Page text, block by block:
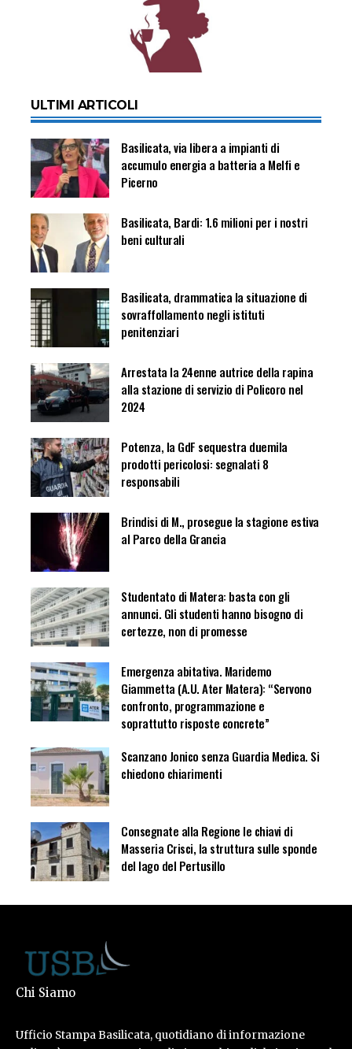
ULTIMI ARTICOLI
Basilicata, via libera a impianti di
accumulo energia a batteria a Melfi e
Picerno
Basilicata, Bardi: 1.6 milioni per i nostri
beni culturali
Basilicata, drammatica la situazione di
sovraffollamento negli istituti
penitenziari
Arrestata la 24enne autrice della rapina
alla stazione di servizio di Policoro nel
2024
Potenza, la GdF sequestra duemila
prodotti pericolosi: segnalati 8
responsabili
Brindisi di M., prosegue la stagione estiva
al Parco della Grancia
Studentato di Matera: basta con gli
annunci. Gli studenti hanno bisogno di
certezze, non di promesse
Emergenza abitativa. Maridemo
Giammetta (A.U. Ater Matera): “Servono
confronto, programmazione e
soprattutto risposte concrete”
Scanzano Jonico senza Guardia Medica. Si
chiedono chiarimenti
Consegnate alla Regione le chiavi di
Masseria Crisci, la struttura sulle sponde
del lago del Pertusillo
Chi Siamo
Ufficio Stampa Basilicata, quotidiano di informazione